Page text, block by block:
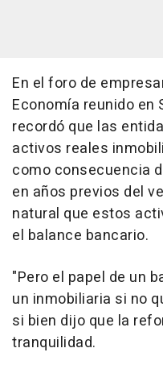
En el foro de
Economía reunido en
recordó que las
activos reales
como consecuencia
en años previos del
natural que estos
el balance bancario.
"Pero el papel de un
un inmobiliaria si no
si bien dijo que la
tranquilidad.